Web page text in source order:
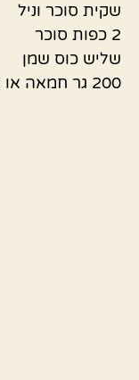
שקית סוכר וניל
2 כפות סוכר
שליש כוס שמן
200 גר חמאה או מרגרינה